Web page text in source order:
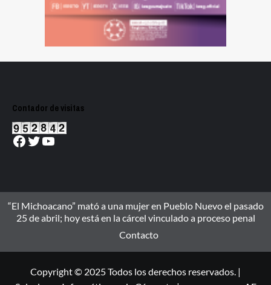
Contador de visitas
Facebook
Twitter
YouTube
“El Michoacano” mató a una mujer en Pueblo Nuevo el pasado
25 de abril; hoy está en la cárcel vinculado a proceso penal
Contacto
Copyright © 2025 Todos los derechos reservados. |